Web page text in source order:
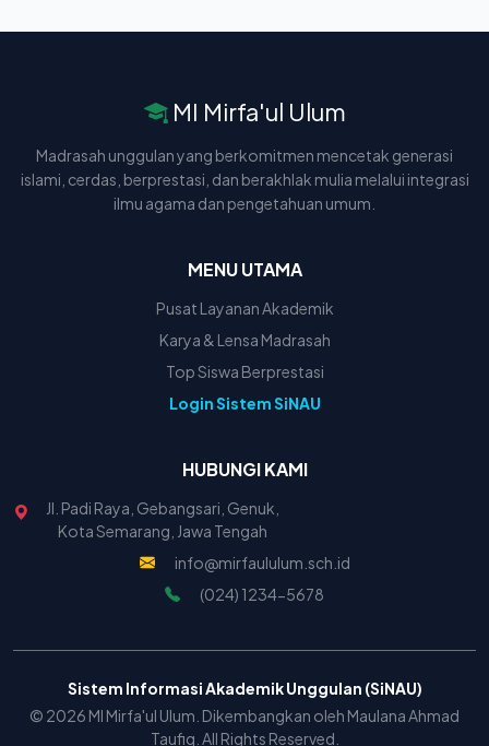
MI Mirfa'ul Ulum
Madrasah unggulan yang berkomitmen mencetak generasi
islami, cerdas, berprestasi, dan berakhlak mulia melalui integrasi
ilmu agama dan pengetahuan umum.
MENU UTAMA
Pusat Layanan Akademik
Karya & Lensa Madrasah
Top Siswa Berprestasi
Login Sistem SiNAU
HUBUNGI KAMI
Jl. Padi Raya, Gebangsari, Genuk,
Kota Semarang, Jawa Tengah
info@mirfaululum.sch.id
(024) 1234-5678
Sistem Informasi Akademik Unggulan (SiNAU)
© 2026 MI Mirfa'ul Ulum. Dikembangkan oleh Maulana Ahmad
Taufiq. All Rights Reserved.